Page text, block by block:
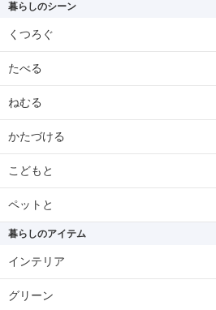
暮らしのシーン
くつろぐ
たべる
ねむる
かたづける
こどもと
ペットと
暮らしのアイテム
インテリア
グリーン